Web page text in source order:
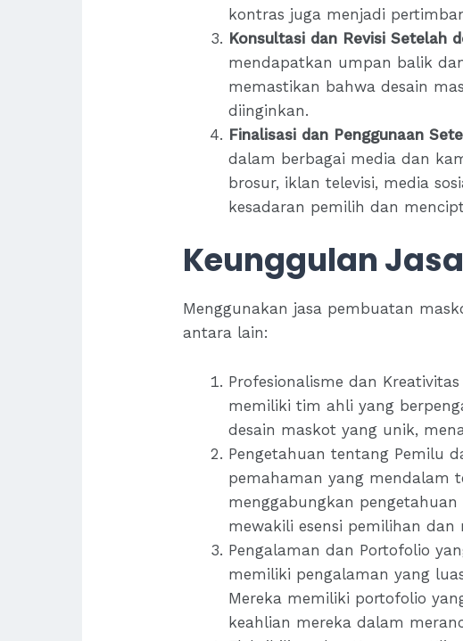
kontras juga menjadi
Konsultasi dan Revisi Setelah
mendapatkan umpan balik
memastikan bahwa desain
diinginkan.
Finalisasi dan Penggunaan
dalam berbagai media dan
brosur, iklan televisi, media
kesadaran pemilih dan
Keunggulan
Menggunakan jasa pembuatan
antara lain:
Profesionalisme dan
memiliki tim ahli yang
desain maskot yang unik,
Pengetahuan tentang Pemilu
pemahaman yang mendalam
menggabungkan
mewakili esensi pemilihan
Pengalaman dan Portofolio
memiliki pengalaman yang
Mereka memiliki portofolio
keahlian mereka dalam